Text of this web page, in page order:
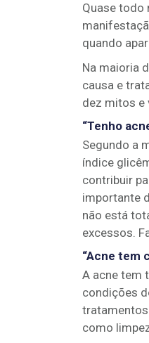
Quase todo
quando
Na maioria
causa e
dez mitos e
“Tenho
Segundo a
índice
contribuir
importante
não está
excessos.
“Acne tem
A acne tem
condições
como